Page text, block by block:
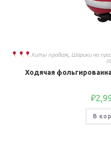
Хиты продаж, Шарики на
Ходячая
₽
В